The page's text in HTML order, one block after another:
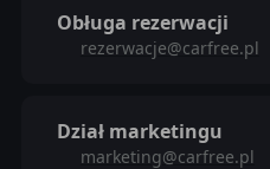
Obługa rezerwacji
rezerwacje@carfree.pl
Dział marketingu
marketing@carfree.pl